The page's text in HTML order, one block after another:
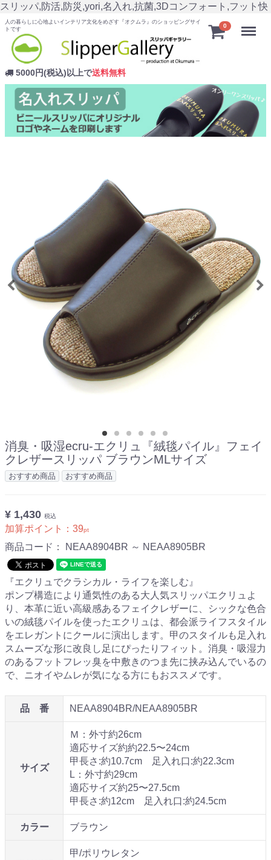
スリッパ,防活,防災,yori,名入れ,抗菌,3Dコンフォート,フット快
人の暮らしに心地よいインテリア文化をめざす『オクムラ』のショッピングサイ
トです
5000円(税込)以上で送料無料
0 Menu
消臭・吸湿ecru-エクリュ『絨毯パイル』フェイ
クレザースリッパ ブラウンMLサイズ
おすすめ商品 おすすめ商品
¥ 1,430 税込
加算ポイント： 39pt
商品コード： NEAA8904BR ～ NEAA8905BR
『エクリュでクラシカル・ライフを楽しむ』
ポンプ構造により通気性のある大人気スリッパエクリュよ
り、本革に近い高級感あるフェイクレザーに、シックな色合
いの絨毯パイルを使ったエクリュは、都会派ライフスタイル
をエレガントにクールに演出します。甲のスタイルも足入れ
スムーズな形に改良し足にぴったりフィット。消臭・吸湿力
のあるフットフレッ臭を中敷きのつま先に挟み込んでいるの
で、ニオイやムレが気になる方にもおススメです。
品 番 NEAA8904BR/NEAA8905BR
サイズ
Ｍ：外寸約26cm
適応サイズ約約22.5〜24cm
甲長さ:約10.7cm 足入れ口:約22.3cm
L：外寸約29cm
適応サイズ約25〜27.5cm
甲長さ:約12cm 足入れ口:約24.5cm
カラー ブラウン
甲/ポリウレタン